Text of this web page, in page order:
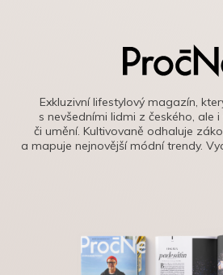
Exkluzivní lifestylový magazín,
s nevšedními lidmi z českého, ale
či umění. Kultivovaně odhaluje
a mapuje nejnovější módní trendy.